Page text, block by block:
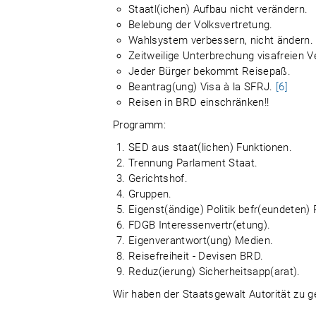
Staatl(ichen) Aufbau nicht verändern.
Belebung der Volksvertretung.
Wahlsystem verbessern, nicht ändern.
Zeitweilige Unterbrechung visafreien
Jeder Bürger bekommt Reisepaß.
Beantrag(ung) Visa à la SFRJ. [6]
Reisen in BRD einschränken!!
Programm:
SED aus staat(lichen) Funktionen.
Trennung Parlament Staat.
Gerichtshof.
Gruppen.
Eigenst(ändige) Politik befr(eundeten)
FDGB Interessenvertr(etung).
Eigenverantwort(ung) Medien.
Reisefreiheit - Devisen BRD.
Reduz(ierung) Sicherheitsapp(arat).
Wir haben der Staatsgewalt Autorität zu